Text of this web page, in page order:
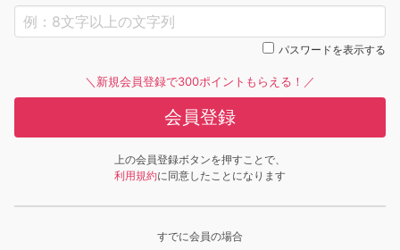
パスワードを表示する
＼新規会員登録で300ポイントもらえる！／
会員登録
上の会員登録ボタンを押すことで、
利用規約に同意したことになります
すでに会員の場合